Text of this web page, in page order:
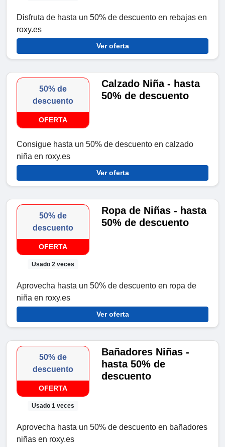
Disfruta de hasta un 50% de descuento en rebajas en
roxy.es
Ver oferta
50% de
descuento
OFERTA
Calzado Niña - hasta
50% de descuento
Consigue hasta un 50% de descuento en calzado
niña en roxy.es
Ver oferta
50% de
descuento
OFERTA
Usado 2 veces
Ropa de Niñas - hasta
50% de descuento
Aprovecha hasta un 50% de descuento en ropa de
niña en roxy.es
Ver oferta
50% de
descuento
OFERTA
Usado 1 veces
Bañadores Niñas -
hasta 50% de
descuento
Aprovecha hasta un 50% de descuento en bañadores
niñas en roxy.es